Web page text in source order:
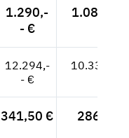
1.290,-
- €
1.084,03
12.294,-
- €
10.331,09
341,50 € 286,97 €